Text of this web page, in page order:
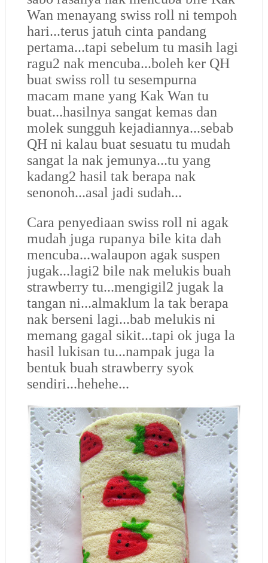
Wan menayang swiss roll ni tempoh
hari...terus jatuh cinta pandang
pertama...tapi sebelum tu masih lagi
ragu2 nak mencuba...boleh ker QH
buat swiss roll tu sesempurna
macam mane yang Kak Wan tu
buat...hasilnya sangat kemas dan
molek sungguh kejadiannya...sebab
QH ni kalau buat sesuatu tu mudah
sangat la nak jemunya...tu yang
kadang2 hasil tak berapa nak
senonoh...asal jadi sudah...
Cara penyediaan swiss roll ni agak
mudah juga rupanya bile kita dah
mencuba...walaupon agak suspen
jugak...lagi2 bile nak melukis buah
strawberry tu...mengigil2 jugak la
tangan ni...almaklum la tak berapa
nak berseni lagi...bab melukis ni
memang gagal sikit...tapi ok juga la
hasil lukisan tu...nampak juga la
bentuk buah strawberry syok
sendiri...hehehe...